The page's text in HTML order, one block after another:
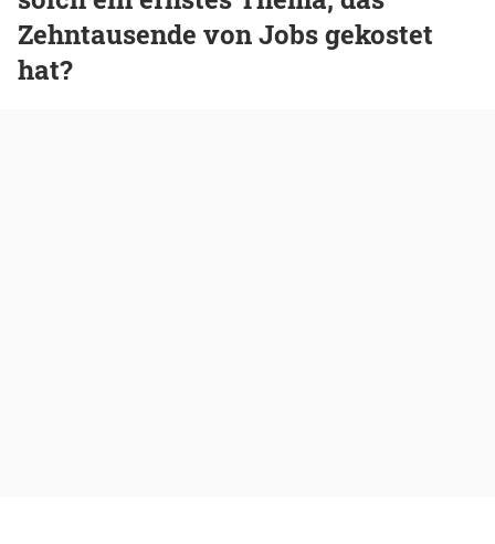
Zehntausende von Jobs gekostet
hat?